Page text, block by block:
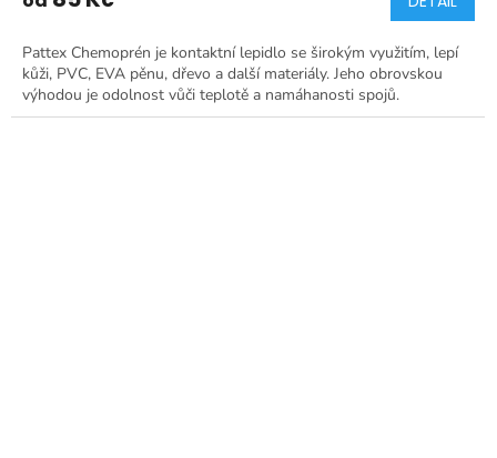
Pattex Chemoprén je kontaktní lepidlo se širokým využitím, lepí
kůži, PVC, EVA pěnu, dřevo a další materiály. Jeho obrovskou
výhodou je odolnost vůči teplotě a namáhanosti spojů.